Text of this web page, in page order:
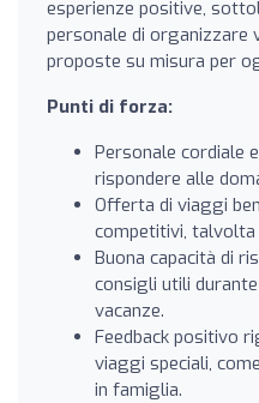
esperienze positive,
personale di organizzare
proposte su misura per
Punti di forza:
Personale cordiale
rispondere alle
Offerta di viaggi
competitivi,
Buona capacità di
consigli utili
vacanze.
Feedback positivo
viaggi speciali,
in famiglia.